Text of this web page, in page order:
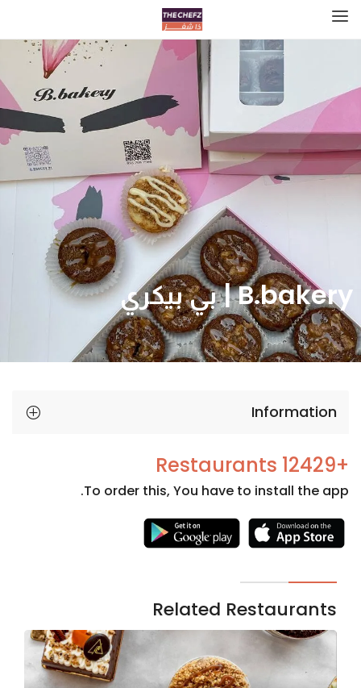
B.bakery | بي بيكري
Information
+12429 Restaurants
To order this, You have to install the app.
Related Restaurants
Necessary
cookies
optional.
They are
for the